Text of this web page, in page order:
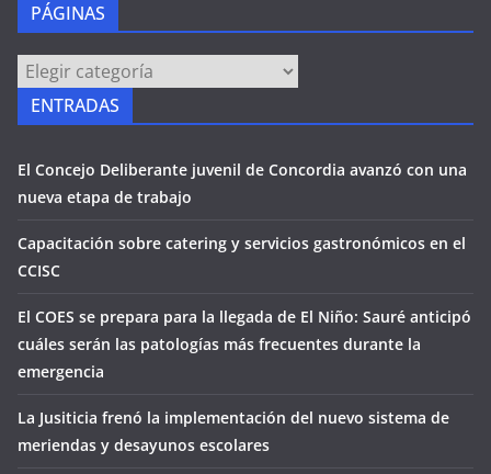
PÁGINAS
PÁGINAS
ENTRADAS
El Concejo Deliberante juvenil de Concordia avanzó con una
nueva etapa de trabajo
Capacitación sobre catering y servicios gastronómicos en el
CCISC
El COES se prepara para la llegada de El Niño: Sauré anticipó
cuáles serán las patologías más frecuentes durante la
emergencia
La Jusiticia frenó la implementación del nuevo sistema de
meriendas y desayunos escolares